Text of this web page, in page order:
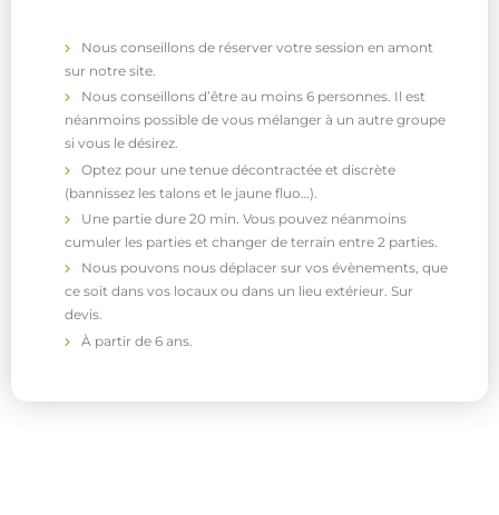
Nous conseillons de réserver votre session en amont
sur notre site.
Nous conseillons d’être au moins 6 personnes. Il est
néanmoins possible de vous mélanger à un autre groupe
si vous le désirez.
Optez pour une tenue décontractée et discrète
(bannissez les talons et le jaune fluo…).
Une partie dure 20 min. Vous pouvez néanmoins
cumuler les parties et changer de terrain entre 2 parties.
Nous pouvons nous déplacer sur vos évènements, que
ce soit dans vos locaux ou dans un lieu extérieur. Sur
devis.
À partir de 6 ans.